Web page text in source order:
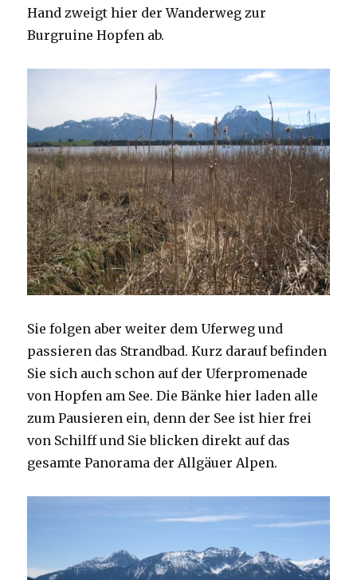
Hand zweigt hier der Wanderweg zur
Burgruine Hopfen ab.
Sie folgen aber weiter dem Uferweg und
passieren das Strandbad. Kurz darauf befinden
Sie sich auch schon auf der Uferpromenade
von Hopfen am See. Die Bänke hier laden alle
zum Pausieren ein, denn der See ist hier frei
von Schilff und Sie blicken direkt auf das
gesamte Panorama der Allgäuer Alpen.